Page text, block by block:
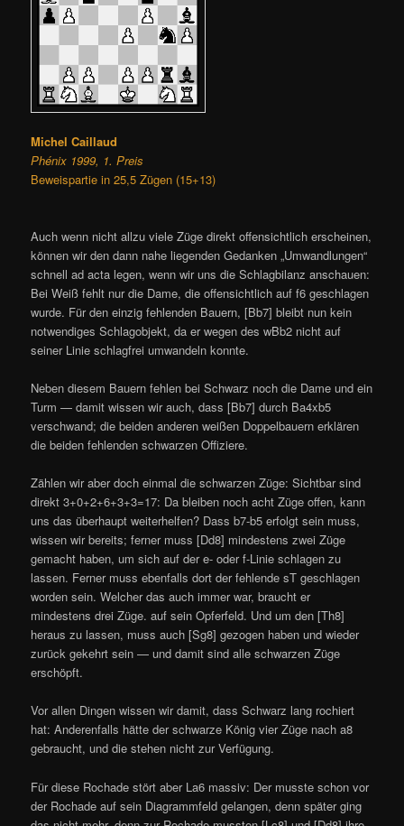
Michel Caillaud
Phénix 1999, 1. Preis
Beweispartie in 25,5 Zügen (15+13)
Auch wenn nicht allzu viele Züge direkt offensichtlich erscheinen,
können wir den dann nahe liegenden Gedanken „Umwandlungen“
schnell ad acta legen, wenn wir uns die Schlagbilanz anschauen:
Bei Weiß fehlt nur die Dame, die offensichtlich auf f6 geschlagen
wurde. Für den einzig fehlenden Bauern, [Bb7] bleibt nun kein
notwendiges Schlagobjekt, da er wegen des wBb2 nicht auf
seiner Linie schlagfrei umwandeln konnte.
Neben diesem Bauern fehlen bei Schwarz noch die Dame und ein
Turm — damit wissen wir auch, dass [Bb7] durch Ba4xb5
verschwand; die beiden anderen weißen Doppelbauern erklären
die beiden fehlenden schwarzen Offiziere.
Zählen wir aber doch einmal die schwarzen Züge: Sichtbar sind
direkt 3+0+2+6+3+3=17: Da bleiben noch acht Züge offen, kann
uns das überhaupt weiterhelfen? Dass b7-b5 erfolgt sein muss,
wissen wir bereits; ferner muss [Dd8] mindestens zwei Züge
gemacht haben, um sich auf der e- oder f-Linie schlagen zu
lassen. Ferner muss ebenfalls dort der fehlende sT geschlagen
worden sein. Welcher das auch immer war, braucht er
mindestens drei Züge. auf sein Opferfeld. Und um den [Th8]
heraus zu lassen, muss auch [Sg8] gezogen haben und wieder
zurück gekehrt sein — und damit sind alle schwarzen Züge
erschöpft.
Vor allen Dingen wissen wir damit, dass Schwarz lang rochiert
hat: Anderenfalls hätte der schwarze König vier Züge nach a8
gebraucht, und die stehen nicht zur Verfügung.
Für diese Rochade stört aber La6 massiv: Der musste schon vor
der Rochade auf sein Diagrammfeld gelangen, denn später ging